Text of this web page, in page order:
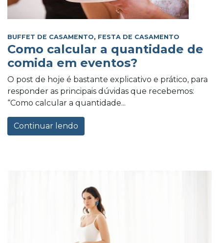
BUFFET DE CASAMENTO, FESTA DE CASAMENTO
Como calcular a quantidade de
comida em eventos?
O post de hoje é bastante explicativo e prático, para
responder as principais dúvidas que recebemos:
“Como calcular a quantidade...
Continuar lendo